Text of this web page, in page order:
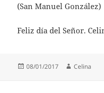
(San Manuel González)
Feliz día del Señor.
Publicado
08/01/2017 Autor
Celina